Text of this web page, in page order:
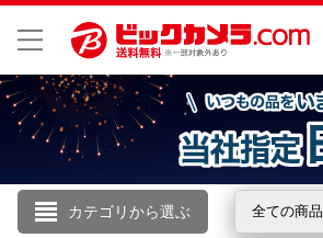
カテゴリから選ぶ 全ての商品
こんにちは